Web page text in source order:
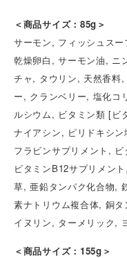
＜商品サイズ：85g＞
サーモン, フィッシュス
乾燥卵白, サーモン油, ニ
チャ, タウリン, 天然香料
ー, クランベリー, 塩化コ
ルシウム, ビタミン類 [ビ
ナイアシン, ピリドキシ
フラビンサプリメント,
ビタミンB12サプリメン
草, 亜鉛タンパク化合物,
素ナトリウム複合体, 銅
イヌリン, ターメリック,
＜商品サイズ：155g＞